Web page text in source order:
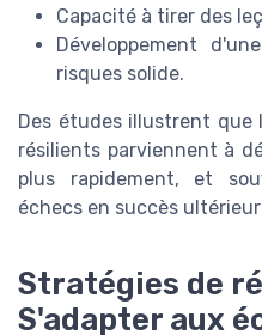
Capacité à tirer des
Développement
risques solide.
Des études illustrent que
résilients parviennent à
plus rapidement, et
échecs en succès
Stratégies de
S'adapter aux